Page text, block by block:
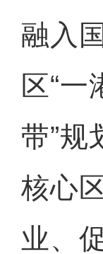
融入
区“
带”规
核心
业、